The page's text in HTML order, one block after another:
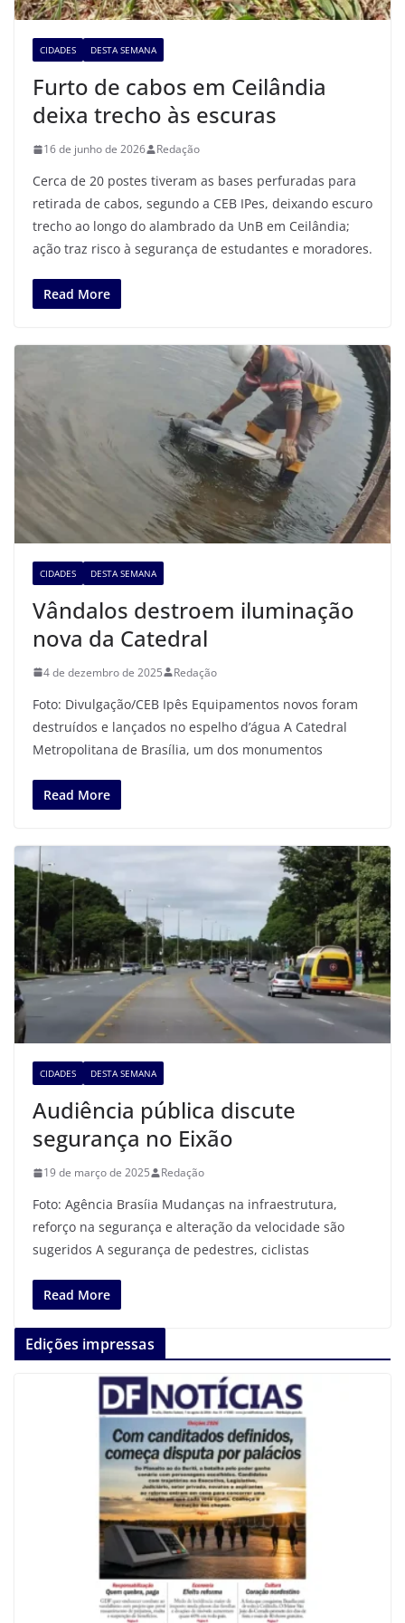
CIDADES DESTA SEMANA
Furto de cabos em Ceilândia
deixa trecho às escuras
16 de junho de 2026 Redação
Cerca de 20 postes tiveram as bases perfuradas para
retirada de cabos, segundo a CEB IPes, deixando escuro
trecho ao longo do alambrado da UnB em Ceilândia;
ação traz risco à segurança de estudantes e moradores.
Read More
CIDADES DESTA SEMANA
Vândalos destroem iluminação
nova da Catedral
4 de dezembro de 2025 Redação
Foto: Divulgação/CEB Ipês Equipamentos novos foram
destruídos e lançados no espelho d’água A Catedral
Metropolitana de Brasília, um dos monumentos
Read More
CIDADES DESTA SEMANA
Audiência pública discute
segurança no Eixão
19 de março de 2025 Redação
Foto: Agência Brasíia Mudanças na infraestrutura,
reforço na segurança e alteração da velocidade são
sugeridos A segurança de pedestres, ciclistas
Read More
Edições impressas